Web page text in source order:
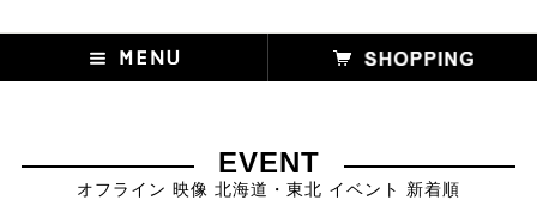
EVENT
オフライン 映像 北海道・東北 イベント 新着順